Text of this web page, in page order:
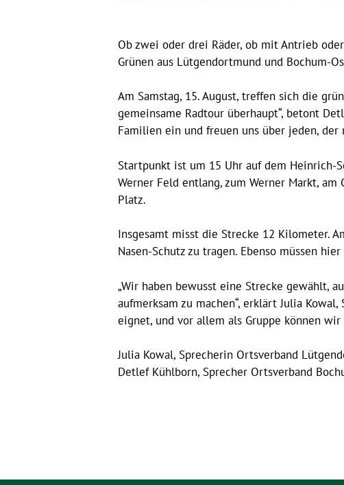
Ob zwei oder drei Räder, ob mit Antrieb
Grünen aus Lütgendortmund und Bochum-
Am Samstag, 15. August, treffen sich die
gemeinsame Radtour überhaupt“, betont
Familien ein und freuen uns über jeden, der
Startpunkt ist um 15 Uhr auf dem Heinrich-
Werner Feld entlang, zum Werner Markt,
Platz.
Insgesamt misst die Strecke 12 Kilometer.
Nasen-Schutz zu tragen. Ebenso müssen
„Wir haben bewusst eine Strecke gewählt,
aufmerksam zu machen“, erklärt Julia
eignet, und vor allem als Gruppe können
Julia Kowal, Sprecherin Ortsverband
Detlef Kühlborn, Sprecher Ortsverband